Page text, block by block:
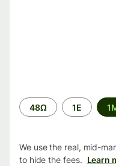
Time
period
48Ω 1Ε
We use the real, mid-
to hide the fees. Learn